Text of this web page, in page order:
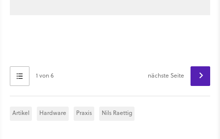
1 von 6 nächste Seite
Artikel Hardware Praxis Nils Raettig